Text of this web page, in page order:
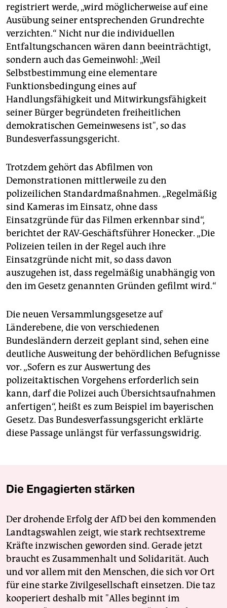
registriert werde, „wird möglicherweise auf eine
Ausübung seiner entsprechenden Grundrechte
verzichten.“ Nicht nur die individuellen
Entfaltungschancen wären dann beeinträchtigt,
sondern auch das Gemeinwohl: „Weil
Selbstbestimmung eine elementare
Funktionsbedingung eines auf
Handlungsfähigkeit und Mitwirkungsfähigkeit
seiner Bürger begründeten freiheitlichen
demokratischen Gemeinwesens ist", so das
Bundesverfassungsgericht.
Trotzdem gehört das Abfilmen von
Demonstrationen mittlerweile zu den
polizeilichen Standardmaßnahmen. „Regelmäßig
sind Kameras im Einsatz, ohne dass
Einsatzgründe für das Filmen erkennbar sind“,
berichtet der RAV-Geschäftsführer Honecker. „Die
Polizeien teilen in der Regel auch ihre
Einsatzgründe nicht mit, so dass davon
auszugehen ist, dass regelmäßig unabhängig von
den im Gesetz genannten Gründen gefilmt wird.“
Die neuen Versammlungsgesetze auf
Länderebene, die von verschiedenen
Bundesländern derzeit geplant sind, sehen eine
deutliche Ausweitung der behördlichen Befugnisse
vor. „Sofern es zur Auswertung des
polizeitaktischen Vorgehens erforderlich sein
kann, darf die Polizei auch Übersichtsaufnahmen
anfertigen“, heißt es zum Beispiel im bayerischen
Gesetz. Das Bundesverfassungsgericht erklärte
diese Passage unlängst für verfassungswidrig.
Die Engagierten stärken
Der drohende Erfolg der AfD bei den kommenden
Landtagswahlen zeigt, wie stark rechtsextreme
Kräfte inzwischen geworden sind. Gerade jetzt
braucht es Zusammenhalt und Solidarität. Auch
und vor allem mit den Menschen, die sich vor Ort
für eine starke Zivilgesellschaft einsetzen. Die taz
kooperiert deshalb mit "Alles beginnt im